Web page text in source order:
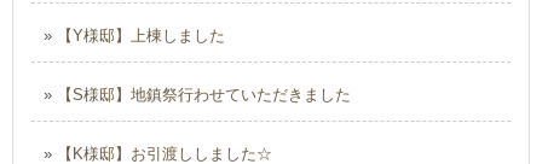
» 【Y様邸】上棟しました
» 【S様邸】地鎮祭行わせていただきました
» 【K様邸】お引渡ししました☆